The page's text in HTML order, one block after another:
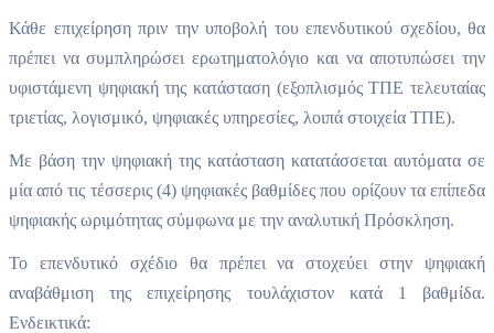
Κάθε επιχείρηση πριν την υποβολή του επενδυτικού σχεδίου, θα
πρέπει να συμπληρώσει ερωτηματολόγιο και να αποτυπώσει την
υφιστάμενη ψηφιακή της κατάσταση (εξοπλισμός ΤΠΕ τελευταίας
τριετίας, λογισμικό, ψηφιακές υπηρεσίες, λοιπά στοιχεία ΤΠΕ).
Με βάση την ψηφιακή της κατάσταση κατατάσσεται αυτόματα σε
μία από τις τέσσερις (4) ψηφιακές βαθμίδες που ορίζουν τα επίπεδα
ψηφιακής ωριμότητας σύμφωνα με την αναλυτική Πρόσκληση.
Το επενδυτικό σχέδιο θα πρέπει να στοχεύει στην ψηφιακή
αναβάθμιση της επιχείρησης τουλάχιστον κατά 1 βαθμίδα.
Ενδεικτικά: